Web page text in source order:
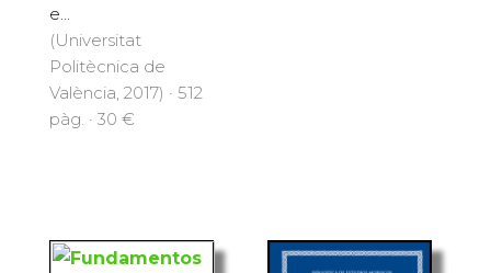
e...
(Universitat
Politècnica de
València, 2017) · 512
pàg. · 30 €